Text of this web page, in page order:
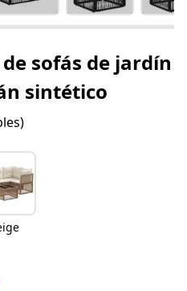
sofás de jardín
sintético